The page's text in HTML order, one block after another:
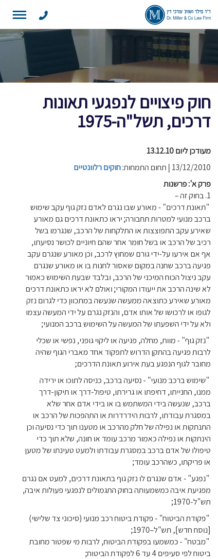
Toggle
חוק פיצויים לנפגעי תאונות
דרכים, תשל"ה-1975
מעודכן ליום 13.12.10
13/12/2010 | תחום התמחות:
חוקים רלוונטיים
פרק א': פרשנות
1. בחוק זה –
"תאונת דרכים" - מאורע שבו נגרם לאדם נזק גוף עקב שימוש
ברכב מנועי למטרות תחבורה; יראו כתאונת דרכים גם מאורע
שאירע עקב התפוצצות או התלקחות של הרכב, שנגרמו בשל
רכיב של הרכב או בשל חומר אחר שהם חיוניים לכושר נסיעתו,
אף אם אירעו על-ידי גורם שמחוץ לרכב, וכן מאורע שנגרם עקב
פגיעה ברכב שחנה במקום שאסור לחנות בו או מאורע שנגרם
עקב ניצול הכוח המיכני של הרכב, ובלבד שבעת השימוש כאמור
לא שינה הרכב את ייעודו המקורי; ואולם לא יראו כתאונת דרכים
מאורע שאירע כתוצאה ממעשה שנעשה במתכוון כדי לגרום נזק
לגופו או לרכושו של אותו אדם, והנזק נגרם על ידי המעשה עצמו
ולא על ידי השפעתו של המעשה על השימוש ברכב המנועי;
"נזק גוף" - מוות, מחלה, פגיעה או ליקוי גופני, נפשי או שכלי
לרבות פגיעה בהתקן הדרוש לתפקוד אחד מאברי הגוף שהיה
מחובר לגוף הנפגע בעת אירוע תאונת הדרכים;
"שימוש ברכב מנועי" - נסיעה ברכב, כניסה לתוכו או ירידה
ממנו, החנייתו, דחיפתו או גרירתו, טיפול-דרך או תיקון-דרך
ברכב, שנעשה בידי המשתמש בו או בידי אדם אחר שלא
במסגרת עבודתו, לרבות הידרדרות או התהפכות של הרכב או
התנתקות או נפילה של חלק מהרכב או מטענו תוך כדי נסיעה וכן
הינתקות או נפילה כאמור מרכב עומד או חונה, שלא תוך כדי
טיפולו של אדם ברכב במסגרת עבודתו ולמעט טעינתו של מטען
או פריקתו, כשהרכב עומד;
"נפגע" - אדם שנגרם לו נזק גוף בתאונת דרכים, למעט אם נגרם
מפגיעת איבה כמשמעותה בחוק התגמולים לנפגעי פעולות איבה,
תש"ל-1970;
"פקודת הביטוח" - פקודת ביטוח רכב מנועי (סיכוני צד שלישי)
[נוסח חדש], תש"ל–1970;
"מבטח" - כמשמעו בפקודת הביטוח, לרבות מי שפטור מחובת
ביטוח לפי סעיפים 4 עד 6 לפקודת הביטוח;